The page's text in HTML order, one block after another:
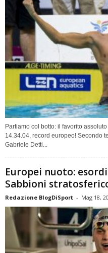
Partiamo col botto: il favorito
14.34.04, record europeo! Secondo
Gabriele Detti...
Europei nuoto:
Sabbioni
Redazione BlogDiSport - Mag 18,